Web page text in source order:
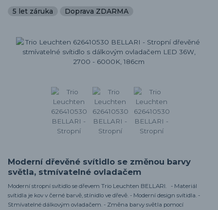
5 let záruka Doprava ZDARMA
Moderní dřevěné svítidlo se změnou barvy
světla, stmívatelné ovladačem
Moderní stropní svítidlo se dřevem Trio Leuchten BELLARI. - Materiál
svítidla je kov v černé barvě, stínidlo ve dřevě. - Moderní design svítidla. -
Stmívatelné dálkovým ovladačem. - Změna barvy světla pomocí